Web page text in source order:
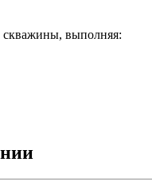
скважины, выполняя: